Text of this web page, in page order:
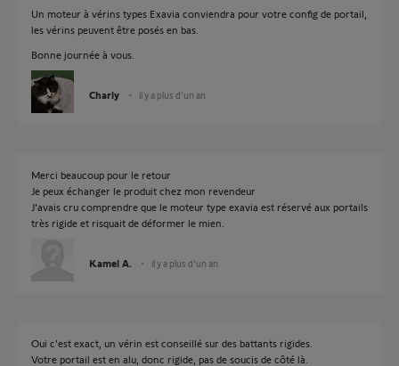
Un moteur à vérins types Exavia conviendra pour votre config de portail,
les vérins peuvent être posés en bas.
Bonne journée à vous.
Charly il y a plus d'un an
Merci beaucoup pour le retour
Je peux échanger le produit chez mon revendeur
J'avais cru comprendre que le moteur type exavia est réservé aux portails
très rigide et risquait de déformer le mien.
Kamel A. il y a plus d'un an
Oui c'est exact, un vérin est conseillé sur des battants rigides.
Votre portail est en alu, donc rigide, pas de soucis de côté là.